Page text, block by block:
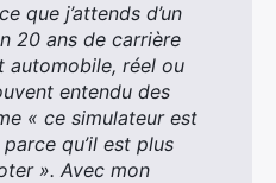
que j’attends d’un
20 ans de carrière
automobile, réel ou
entendu des
« ce simulateur est
qu’il est plus
». Avec mon